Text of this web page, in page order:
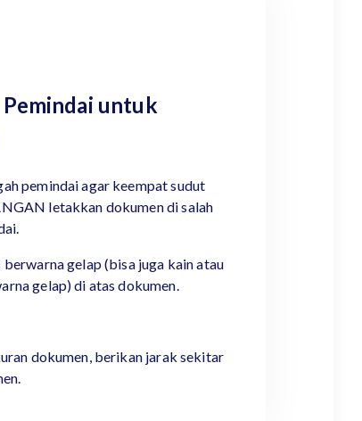
untuk
pemindai agar keempat sudut
letakkan dokumen di salah
gelap (bisa juga kain atau
gelap) di atas dokumen.
dokumen, berikan jarak sekitar